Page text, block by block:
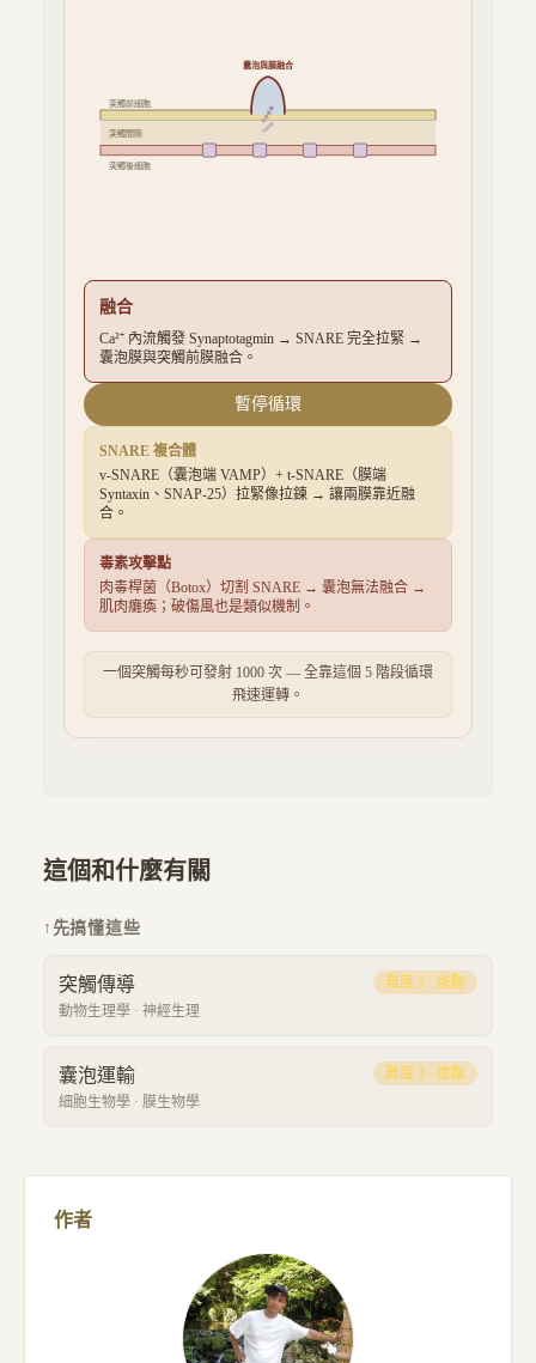
突觸前細胞
突觸間隙
突觸後細胞
囊泡與膜融合
融合
Ca²⁺ 內流觸發 Synaptotagmin → SNARE 完全拉緊 →
囊泡膜與突觸前膜融合。
暫停循環
SNARE 複合體
v-SNARE（囊泡端 VAMP）+ t-SNARE（膜端
Syntaxin、SNAP-25）拉緊像拉鍊 → 讓兩膜靠近融
合。
毒素攻擊點
肉毒桿菌（Botox）切割 SNARE → 囊泡無法融合 →
肌肉癱瘓；破傷風也是類似機制。
一個突觸每秒可發射 1000 次 — 全靠這個 5 階段循環
飛速運轉。
這個和什麼有關
↑ 先搞懂這些
突觸傳導
動物生理學 · 神經生理
難度 3 · 進階
囊泡運輸
細胞生物學 · 膜生物學
難度 3 · 進階
作者